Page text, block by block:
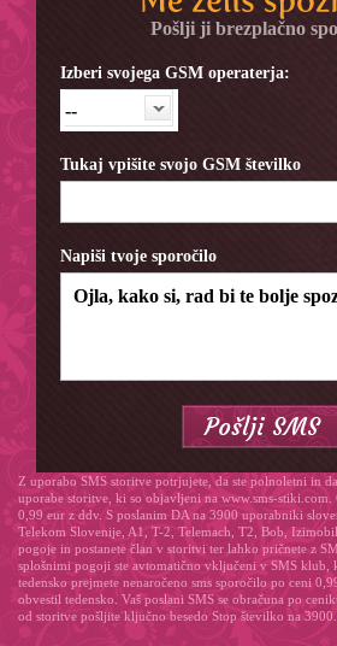
Pošlji ji brezplačno
Izberi svojega GSM operaterja:
--
Tukaj vpišite svojo GSM številko
Napiši tvoje sporočilo
Z uporabo SMS storitve potrjujete, da ste polnoletni in
uporabe storitve, ki so objavljeni na www.sms-stiki.com.
0,99 eur z ddv. S poslanim DA na 3900 uporabniki
Telekom Slovenije, A1, T-2, Telemach, T2, Bob,
pogoje in postanete član v storitvi ter lahko pričnete z
splošnimi pogoji ste avtomatično vključeni v SMS klub,
tedensko prejmete nenaročeno sms sporočilo po ceni
obvestil tedensko. Vaš poslani SMS se obračuna po
od storitve pošljite ključno besedo Stop številko na 3900.